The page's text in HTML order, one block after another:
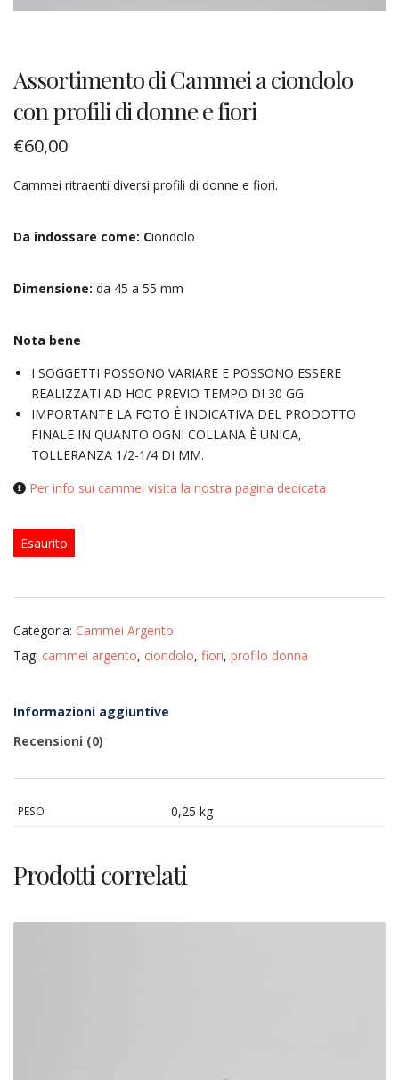
Assortimento di Cammei a ciondolo
con profili di donne e fiori
€60,00
Cammei ritraenti diversi profili di donne e fiori.
Da indossare come: Ciondolo
Dimensione: da 45 a 55 mm
Nota bene
I SOGGETTI POSSONO VARIARE E POSSONO ESSERE
REALIZZATI AD HOC PREVIO TEMPO DI 30 GG
IMPORTANTE LA FOTO È INDICATIVA DEL PRODOTTO
FINALE IN QUANTO OGNI COLLANA È UNICA,
TOLLERANZA 1/2-1/4 DI MM.
Per info sui cammei visita la nostra pagina dedicata
Esaurito
Categoria: Cammei Argento
Tag: cammei argento, ciondolo, fiori, profilo donna
Informazioni aggiuntive
Recensioni (0)
PESO 0,25 kg
Prodotti correlati